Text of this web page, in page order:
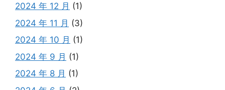
2024 年 12 月 (1)
2024 年 11 月 (3)
2024 年 10 月 (1)
2024 年 9 月 (1)
2024 年 8 月 (1)